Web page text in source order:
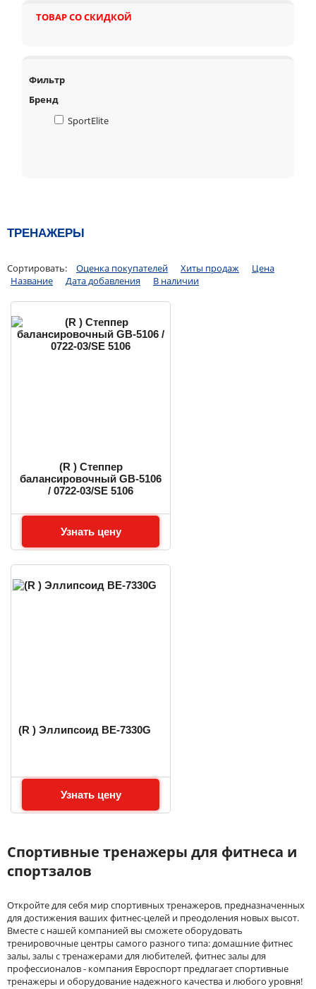
ТОВАР СО СКИДКОЙ
Фильтр
Бренд
SportElite
ТРЕНАЖЕРЫ
Сортировать: Оценка покупателей Хиты продаж
Цена
Название
Дата добавления В наличии
(R ) Степпер
балансировочный GB-5106
/ 0722-03/SE 5106
Узнать цену
(R ) Эллипсоид BE-7330G
Узнать цену
Спортивные тренажеры для фитнеса и
спортзалов
Откройте для себя мир спортивных тренажеров, предназначенных
для достижения ваших фитнес-целей и преодоления новых высот.
Вместе с нашей компанией вы сможете оборудовать
тренировочные центры самого разного типа: домашние фитнес
залы, залы с тренажерами для любителей, фитнес залы для
профессионалов - компания Евроспорт предлагает спортивные
тренажеры и оборудование надежного качества и любого уровня!